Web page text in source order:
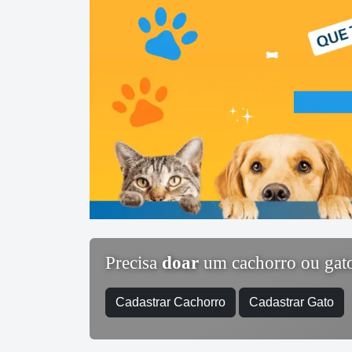
Precisa doar um cachorro ou
Cadastrar Cachorro Cadastrar Gato